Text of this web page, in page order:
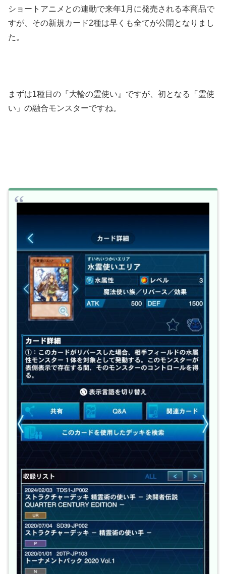
ショートアニメとの連動で来年1月に発売される本商品で
すが、その新規カード2種は早くも全てが公開となりまし
た。
まずは1種目の『大輪の霊使い』ですが、初となる「霊使
い」の融合モンスターですね。